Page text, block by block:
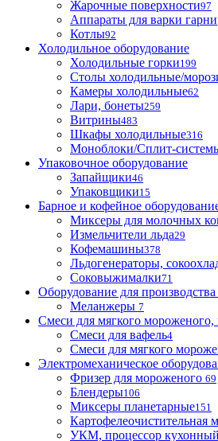
Жарочные поверхности97
Аппараты для варки
Котлы92
Холодильное оборудование
Холодильные горки199
Столы холодильные/
Камеры холодильные62
Лари, бонеты259
Витрины483
Шкафы холодильные316
Моноблоки/Сплит-
Упаковочное оборудование
Запайщики46
Упаковщики15
Барное и кофейное
Миксеры для молочных
Измельчители льда29
Кофемашины378
Льдогенераторы,
Соковыжималки71
Оборудование для
Меланжеры 7
Смеси для мягкого мороженого,
Смеси для вафель4
Смеси для мягкого
Электромеханическое
Фризер для мороженого 69
Блендеры106
Миксеры планетарные151
Картофелеочистительная
УКМ, процессор кухонный